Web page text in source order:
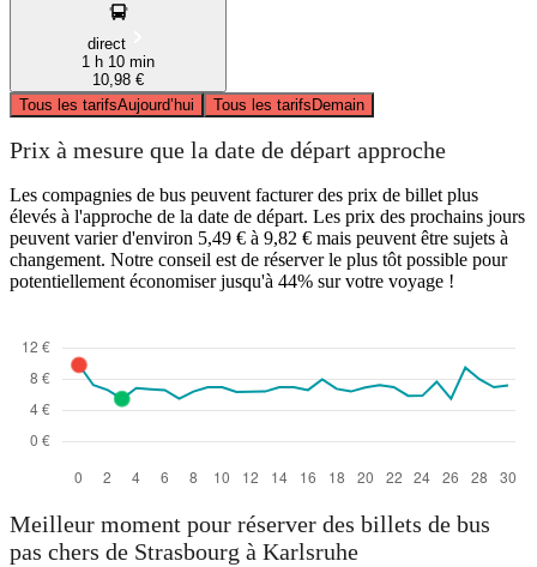
direct
1 h 10 min
10,98 €
Tous les tarifsAujourd’hui Tous les tarifsDemain
Prix à mesure que la date de départ approche
Les compagnies de bus peuvent facturer des prix de billet plus
élevés à l'approche de la date de départ. Les prix des prochains jours
peuvent varier d'environ 5,49 € à 9,82 € mais peuvent être sujets à
changement. Notre conseil est de réserver le plus tôt possible pour
potentiellement économiser jusqu'à 44% sur votre voyage !
Meilleur moment pour réserver des billets de bus
pas chers de Strasbourg à Karlsruhe